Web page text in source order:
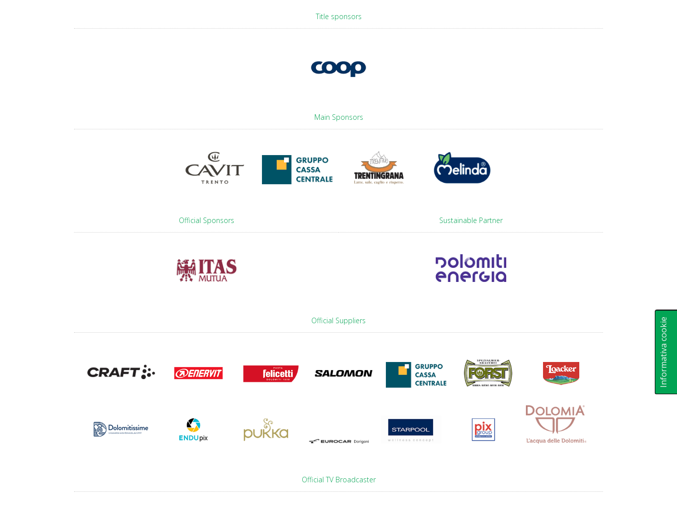
Informativa cookie
Title sponsors
Main Sponsors
Official Sponsors Sustainable Partner
Official Suppliers
Official TV Broadcaster